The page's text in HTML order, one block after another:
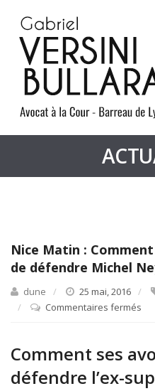
Nice Matin :
de défendre Michel
dune 25 mai, 2016
Commentaires fermés
:
Comment ses
défendre l’ex-